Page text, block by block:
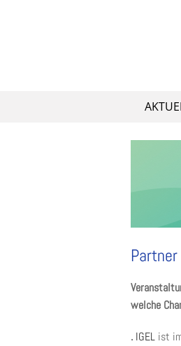
welche
. IGEL ist